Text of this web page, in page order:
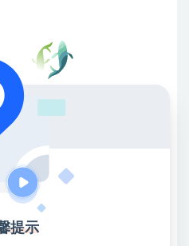
取教程💖
三个点
】
录】领取
提示